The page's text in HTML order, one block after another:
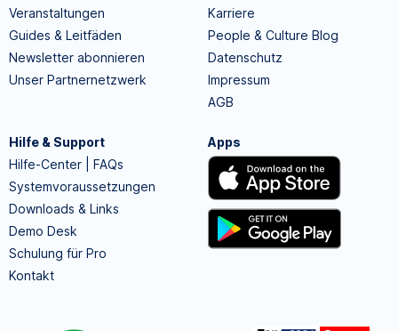
Veranstaltungen
Guides & Leitfäden
Newsletter abonnieren
Unser Partnernetzwerk
Karriere
People & Culture Blog
Datenschutz
Impressum
AGB
Hilfe & Support
Hilfe-Center | FAQs
Systemvoraussetzungen
Downloads & Links
Demo Desk
Schulung für Pro
Kontakt
Apps